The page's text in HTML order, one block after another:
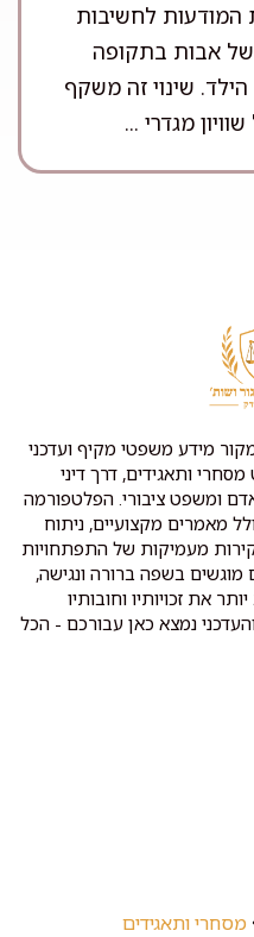
המודעות לחשיבות
אבות בתקופה
שינוי זה משקף
מגדרי ...
מידע משפטי מקיף ועדכני
ותאגידים, דרך דיני
אדם ומשפט ציבורי. הפלטפורמה
מאמרים מקצועיים, ניתוח
מעמיקות של התפתחויות
בשפה ברורה ונגישה,
את זכויותיו וחובותיו
נמצא כאן עבורכם - הכל
מסחרי ותאגידים